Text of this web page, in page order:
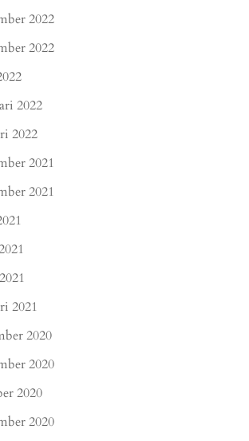
2022
2022
2022
2022
2021
2021
2021
2020
2020
2020
2020